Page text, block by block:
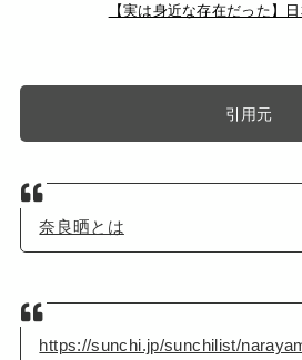
【実は身近な存在だった】
引用元
奈良晒とは
https://sunchi.jp/sunchilist/